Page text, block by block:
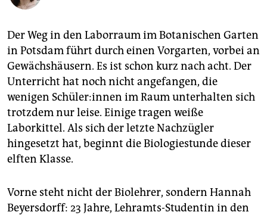
abo
genossenschaft
epaper login
Der Weg in den Laborraum im Botanischen Garten
in Potsdam führt durch einen Vorgarten, vorbei an
Gewächshäusern. Es ist schon kurz nach acht. Der
Unterricht hat noch nicht angefangen, die
wenigen Schü­le­r:in­nen im Raum unterhalten sich
trotzdem nur leise. Einige tragen weiße
Laborkittel. Als sich der letzte Nachzügler
hingesetzt hat, beginnt die Biologiestunde dieser
elften Klasse.
Vorne steht nicht der Biolehrer, sondern Hannah
Beyersdorff: 23 Jahre, Lehramts-Studentin in den